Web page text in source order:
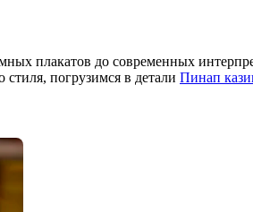
плакатов до современных
погрузимся в детали Пинап